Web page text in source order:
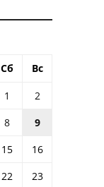
Сб Вс
1
2
8
9
15
16
22
23